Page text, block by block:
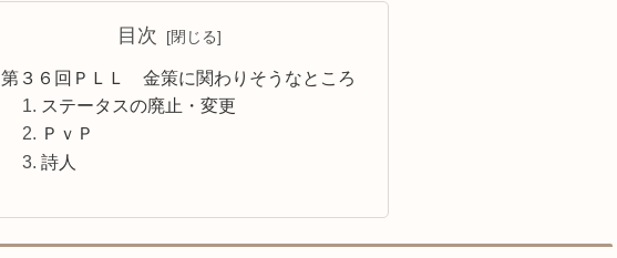
目次
第３６回ＰＬＬ 金策に関わりそうなところ
ステータスの廃止・変更
ＰｖＰ
詩人